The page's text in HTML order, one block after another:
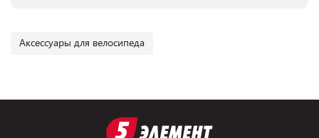
Аксессуары для велосипеда